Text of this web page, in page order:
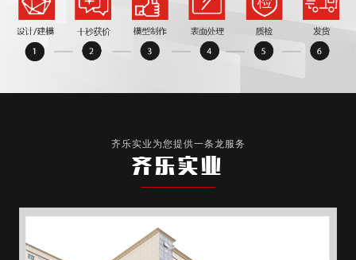
齐乐实业为您提供一条龙服务
齐乐实业